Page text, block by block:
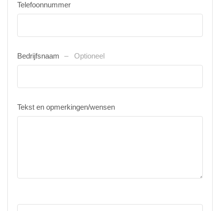
Telefoonnummer
Bedrijfsnaam Optioneel
Tekst en opmerkingen/wensen